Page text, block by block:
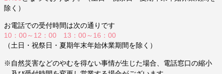
除く）
お電話での受付時間は次の通りです
10：00～12：00 13：00～16：00
（土日・祝祭日・夏期年末年始休業期間を除く）
※自然災害などのやむを得ない事情が生じた場合、電話窓口の縮小